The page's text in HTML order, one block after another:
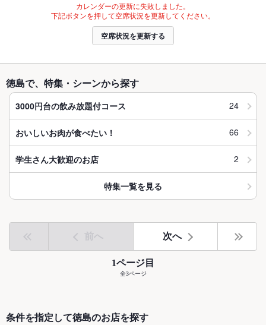
カレンダーの更新に失敗しました。
下記ボタンを押して空席状況を更新してください。
空席状況を更新する
徳島で、特集・シーンから探す
3000円台の飲み放題付コース 24
おいしいお肉が食べたい！ 66
学生さん大歓迎のお店 2
特集一覧を見る
前へ 次へ
1ページ目
全3ページ
条件を指定して徳島のお店を探す